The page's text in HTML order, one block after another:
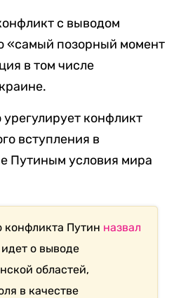
с выводом
«самый позорный момент
в том числе
конфликт
вступления в
Путиным условия мира
конфликта Путин назвал
о выводе
областей,
в качестве